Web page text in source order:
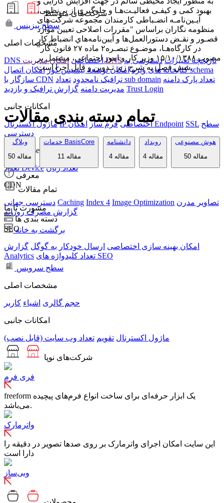
شرکت‌های متوسط
سطح بیزینس
مشخصات اصلی
DNS اختصاصی امکان مدیریت DNS تاریخچه تغییرات دسترسی به
کتابخانه های ویژه امکان توسعه بیسیس کور
امکان اتصال schema
سازگار با CDN
ترافیک نامحدود تعداد sub domain تعداد پارک دامنه
مدیریت دامنه گزارش ترافیک و بازدید Trust Login
امکانات جانبی
ماژول اکسترنال IP اختصاصی فرم ساز امکان Endpoint SSL سطح
دسترسی
dynamic serving
تعداد Device تعداد زبان
CDN
دسترسی جهانی Caching Index 4 Image Optimization تصاویر مدرن
گزارش مصرف روزانه
SEO
امکان بهینه سازی اختصاصی ارسال خودکار به گوگل گزارش
Analytics
تعداد کلیدواژه های SEO
سطح سرویس
مشخصات اصلی
حجم گالری اشیاء کاربر
امکانات جانبی
ماژول اکسترنال تقویم تعداد وب سایت (قابل نصب)
شرکت‌های نوپا
فری فرم
freeform یک ابزار حرفه‌ای برای ساخت انواع فرم‌های پیچیده
می‌باشد.
واترمارک
این سایت امکان اجرای واترمارک بر روی صدها تصویر در دقیقه را
دارا است
وبی‌ساز
بهبود کمی و کیفـی فعالیـت‌هـا و جلوگیری از بی‌نظمی،
آیـین‌نامـه انضـباطی کارمندان مجموعه شرکت‌های
منظومه نگاران براساس "مقررات اصلاحی تعیین موارد
قصـور و نقـض دستورالعمل‌ها و آیین‌نامه‌هاي انضباط کار
در کارگاه‌هـا، موضـوع تبصـره۲ ماده ۲۷ قانون کار"
مصوب ۱۵/۱۰/۱۳۸۸ وزیر کار و امور اجتماعی، مشتمل بر
شش فصل به شرح زیر تـدوین و قابل اجرا است.
تمام دسته بندی مقالات
وبلاگ
50 مقاله
خدمات BasisCore
11 مقاله
دانشنامه
4 مقاله
رویداد
4 مقاله
هوش مصنوعی
50 مقاله
معرفی
تمام مقالات
مشورت با ما
دسته بندی ها
برگشت به خانه